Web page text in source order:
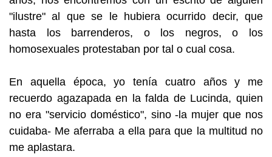
"ilustre" al que se le hubiera ocurrido decir, que
hasta los barrenderos, o los negros, o los
homosexuales protestaban por tal o cual cosa.
En aquella época, yo tenía cuatro años y me
recuerdo agazapada en la falda de Lucinda, quien
no era "servicio doméstico", sino -la mujer que nos
cuidaba- Me aferraba a ella para que la multitud no
me aplastara.